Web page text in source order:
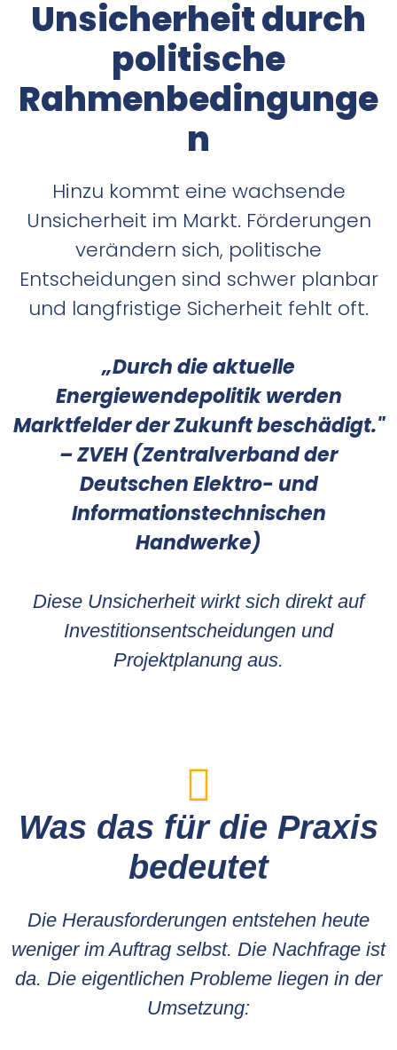
Unsicherheit durch
politische
Rahmenbedingunge
n
Hinzu kommt eine wachsende
Unsicherheit im Markt. Förderungen
verändern sich, politische
Entscheidungen sind schwer planbar
und langfristige Sicherheit fehlt oft.
„Durch die aktuelle
Energiewendepolitik werden
Marktfelder der Zukunft beschädigt."
– ZVEH (Zentralverband der
Deutschen Elektro- und
Informationstechnischen
Handwerke)
Diese Unsicherheit wirkt sich direkt auf
Investitionsentscheidungen und
Projektplanung aus.
Was das für die Praxis
bedeutet
Die Herausforderungen entstehen heute
weniger im Auftrag selbst. Die Nachfrage ist
da. Die eigentlichen Probleme liegen in der
Umsetzung: